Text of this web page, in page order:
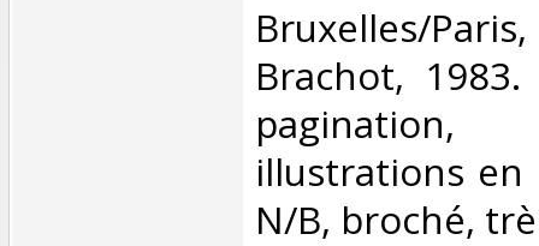
‎Bruxelles/
Brachot,
pagination,
illustrations
N/B, broché,